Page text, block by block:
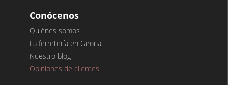
Conócenos
Quiénes somos
La ferretería en Girona
Nuestro blog
Opiniones de clientes